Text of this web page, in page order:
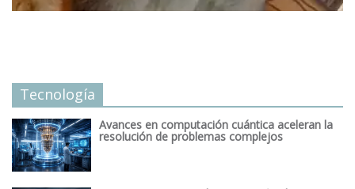
Tecnología
Avances en computación cuántica aceleran la
resolución de problemas complejos